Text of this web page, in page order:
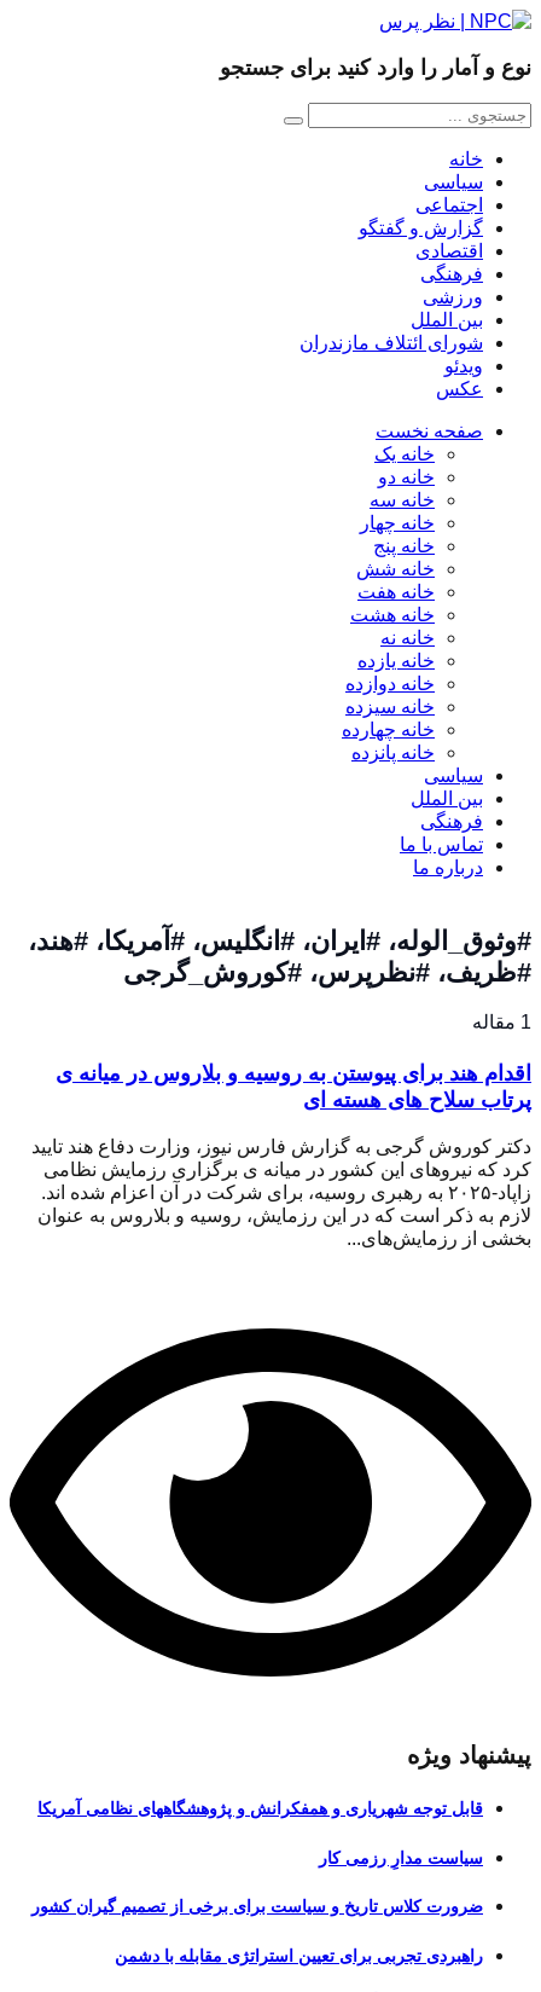
نوع و آمار را وارد کنید برای جستجو
خانه
سیاسی
اجتماعی
گزارش و گفتگو
اقتصادی
فرهنگی
ورزشی
بین الملل
شورای ائتلاف مازندران
ویدئو
عکس
صفحه نخست
خانه یک
خانه دو
خانه سه
خانه چهار
خانه پنج
خانه شش
خانه هفت
خانه هشت
خانه نه
خانه یازده
خانه دوازده
خانه سیزده
خانه چهارده
خانه پانزده
سیاسی
بین الملل
فرهنگی
تماس با ما
درباره ما
#وثوق_الوله، #ایران، #انگلیس، #آمریکا، #هند،
#ظریف، #نظرپرس، #کوروش_گرجی
1 مقاله
اقدام هند برای پیوستن به روسیه و بلاروس در میانه ی
پرتاب سلاح های هسته ای
دکتر کوروش گرجی به گزارش فارس نیوز، وزارت دفاع هند تایید
کرد که نیروهای این کشور در میانه ی برگزاری رزمایش نظامی
زاپاد-۲۰۲۵ به رهبری روسیه، برای شرکت در آن اعزام شده اند.
لازم به ذکر است که در این رزمایش، روسیه و بلاروس به عنوان
بخشی از رزمایش‌های...
پیشنهاد ویژه
قابل توجه شهریاری و همفکرانش و پژوهشگاههای نظامی آمریکا
سیاست مدارِ رزمی کار
ضرورت کلاس تاریخ و سیاست برای برخی از تصمیم گیران کشور
راهبردی تجربی برای تعیین استراتژی مقابله با دشمن